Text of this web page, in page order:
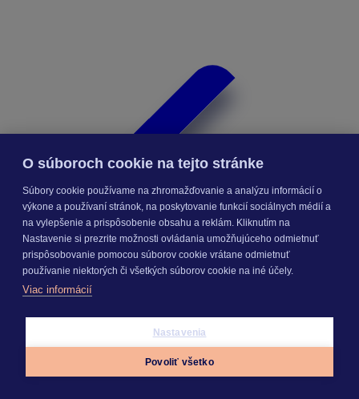
O súboroch cookie na tejto stránke
Súbory cookie používame na zhromažďovanie a analýzu informácií o
výkone a používaní stránok, na poskytovanie funkcií sociálnych médií a
na vylepšenie a prispôsobenie obsahu a reklám. Kliknutím na
Nastavenie si prezrite možnosti ovládania umožňujúceho odmietnuť
prispôsobovanie pomocou súborov cookie vrátane odmietnuť
používanie niektorých či všetkých súborov cookie na iné účely.
Viac informácií
Nastavenia
Povoliť všetko